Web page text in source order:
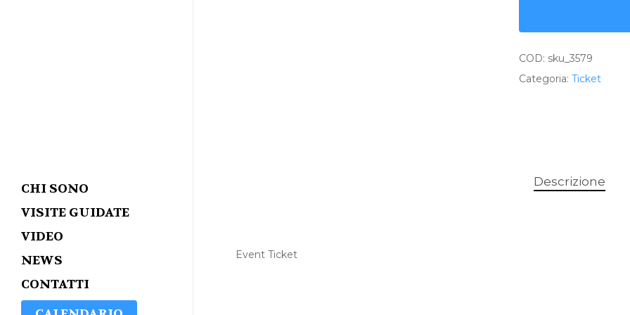
CHI SONO
VISITE GUIDATE
VIDEO
NEWS
CONTATTI
COD: sku_3579
Categoria:Ticket
Descrizione
Event Ticket